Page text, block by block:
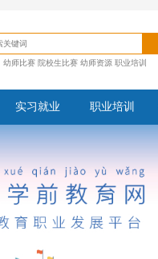
幼师比赛 院校生比赛 幼师资源 职业培训
实习就业 职业培训